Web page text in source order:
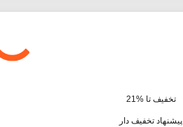
تخفیف تا %21
پیشنهاد تخفیف دار